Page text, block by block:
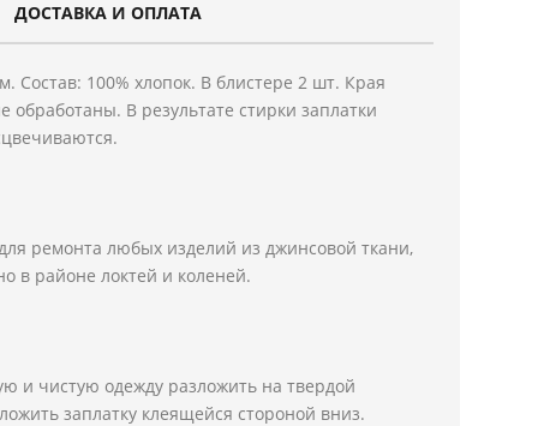
ДОСТАВКА И ОПЛАТА
Состав: 100% хлопок. В блистере 2 шт. Края
обработаны. В результате стирки заплатки
ремонта любых изделий из джинсовой ткани,
в районе локтей и коленей.
и чистую одежду разложить на твердой
заплатку клеящейся стороной вниз.